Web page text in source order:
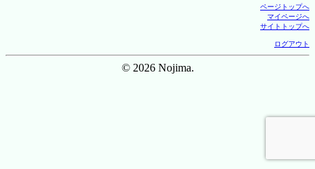
ページトップへ
マイページへ
サイトトップへ
ログアウト
© 2026 Nojima.